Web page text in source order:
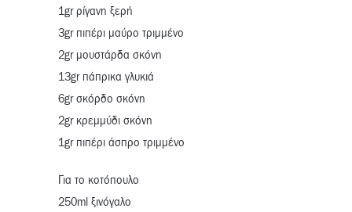
1gr ρίγανη ξερή
3gr πιπέρι μαύρο τριμμένο
2gr μουστάρδα σκόνη
13gr πάπρικα γλυκιά
6gr σκόρδο σκόνη
2gr κρεμμύδι σκόνη
1gr πιπέρι άσπρο τριμμένο
Για το κοτόπουλο
250ml ξινόγαλο